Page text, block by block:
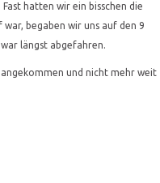
hatten wir ein bisschen die
begaben wir uns auf den 9
längst abgefahren.
und nicht mehr weit